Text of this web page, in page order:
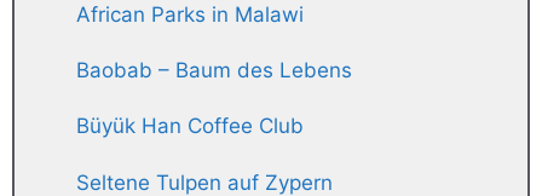
African Parks in Malawi
Baobab – Baum des Lebens
Büyük Han Coffee Club
Seltene Tulpen auf Zypern